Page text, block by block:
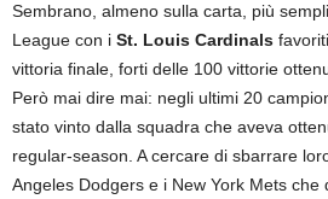
Sembrano, almeno sulla carta, più
League con i St. Louis Cardinals
vittoria finale, forti delle 100 vittorie
Però mai dire mai: negli ultimi 20
stato vinto dalla squadra che aveva
regular-season. A cercare di sbarrare
Angeles Dodgers e i New York Mets